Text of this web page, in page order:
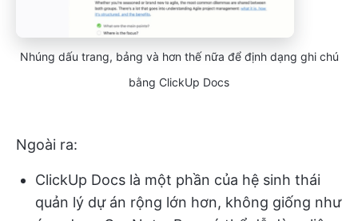
Nhúng dấu trang, bảng và hơn thế nữa để định dạng ghi chú
bằng ClickUp Docs
Ngoài ra:
ClickUp Docs là một phần của hệ sinh thái
quản lý dự án rộng lớn hơn, không giống như